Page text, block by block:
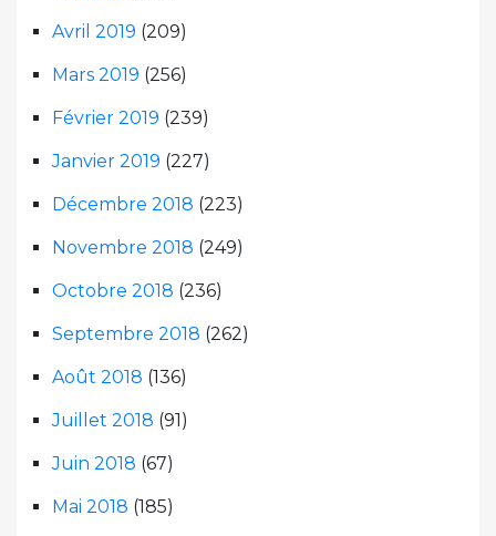
Avril 2019 (209)
Mars 2019 (256)
Février 2019 (239)
Janvier 2019 (227)
Décembre 2018 (223)
Novembre 2018 (249)
Octobre 2018 (236)
Septembre 2018 (262)
Août 2018 (136)
Juillet 2018 (91)
Juin 2018 (67)
Mai 2018 (185)